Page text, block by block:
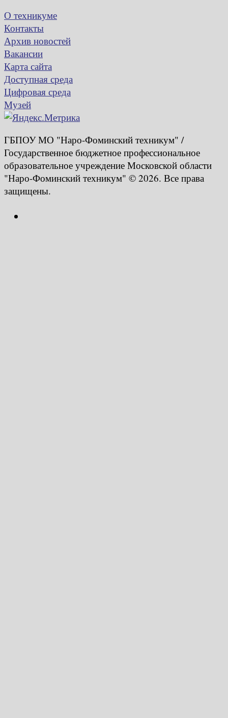
О техникуме
Контакты
Архив новостей
Вакансии
Карта сайта
Доступная среда
Цифровая среда
Музей
ГБПОУ МО "Наро-Фоминский техникум" /
Государственное бюджетное профессиональное
образовательное учреждение Московской области
"Наро-Фоминский техникум" © 2026. Все права
защищены.